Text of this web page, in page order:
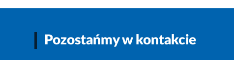
Pozostańmy w kontakcie